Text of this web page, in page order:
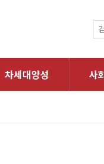
차세대양성 사